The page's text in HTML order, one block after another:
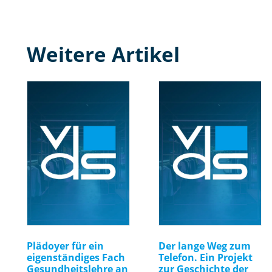
Weitere Artikel
Plädoyer für ein
eigenständiges Fach
Gesundheitslehre an
Der lange Weg zum
Telefon. Ein Projekt
zur Geschichte der